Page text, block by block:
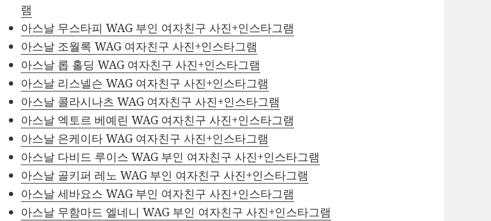
램
아스날 무스타피 WAG 부인 여자친구 사진+인스타그램
아스날 조월록 WAG 여자친구 사진+인스타그램
아스날 롭 홀딩 WAG 여자친구 사진+인스타그램
아스날 리스넬슨 WAG 여자친구 사진+인스타그램
아스날 콜라시나츠 WAG 여자친구 사진+인스타그램
아스날 엑토르 베예린 WAG 여자친구 사진+인스타그램
아스날 은케이타 WAG 여자친구 사진+인스타그램
아스날 다비드 루이스 WAG 부인 여자친구 사진+인스타그램
아스날 골키퍼 레노 WAG 부인 여자친구 사진+인스타그램
아스날 세바요스 WAG 부인 여자친구 사진+인스타그램
아스날 무함마드 엘네니 WAG 부인 여자친구 사진+인스타그램